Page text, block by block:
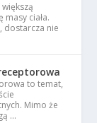
ciała.
dostarcza nie
to temat,
Mimo że
…